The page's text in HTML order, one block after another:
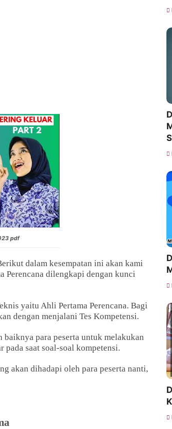
pdf
dalam kesempatan ini akan kami
Perencana dilengkapi dengan kunci
yaitu Ahli Pertama Perencana. Bagi
dengan menjalani Tes Kompetensi.
para peserta untuk melakukan
saat soal-soal kompetensi.
akan dihadapi oleh para peserta nanti,